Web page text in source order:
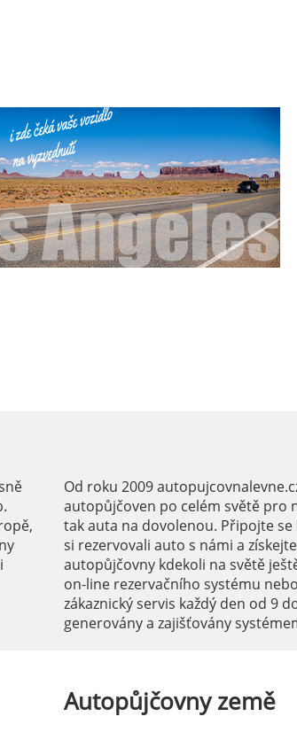
Od roku 2009
autopůjčoven po celém světě pro
tak auta na dovolenou. Připojte
si rezervovali auto s námi a
autopůjčovny kdekoli na světě
on-line rezervačního systému
zákaznický servis každý den od 9
generovány a zajišťovány
Autopůjčovnyzemě